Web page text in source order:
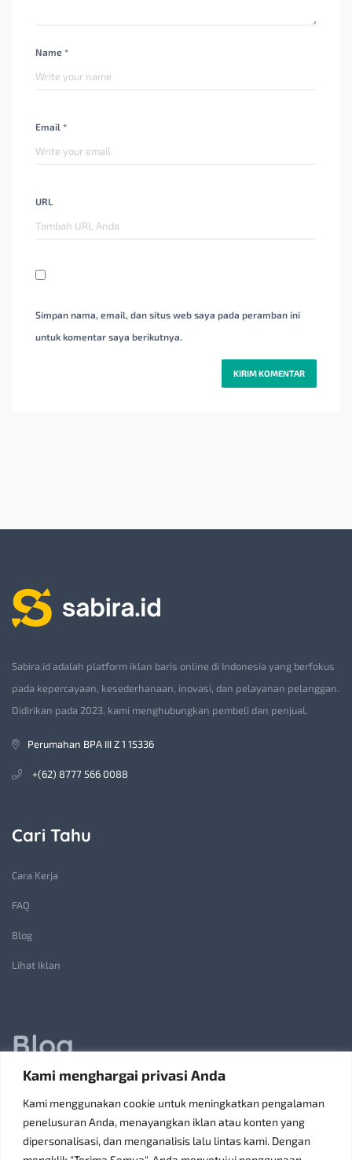
Kami menghargai privasi Anda
Kami menggunakan cookie untuk meningkatkan pengalaman
penelusuran Anda, menayangkan iklan atau konten yang
dipersonalisasi, dan menganalisis lalu lintas kami. Dengan
Name *
Email *
URL
Simpan nama, email, dan situs web saya pada peramban ini
untuk komentar saya berikutnya.
Sabira.id adalah platform iklan baris online di Indonesia yang berfokus
pada kepercayaan, kesederhanaan, inovasi, dan pelayanan pelanggan.
Didirikan pada 2023, kami menghubungkan pembeli dan penjual.
Perumahan BPA III Z 1 15336
+(62) 8777 566 0088
Cari Tahu
Cara Kerja
FAQ
Blog
Lihat Iklan
Blog
Jasa Pembuatan Lift Barang: Solusi Transportasi Vertikal
Receiving Parcels and Mail at a Rented Room in Singapore
6 Tips Pilih Oven Listrik Terbaik Sesuai Kebutuhan